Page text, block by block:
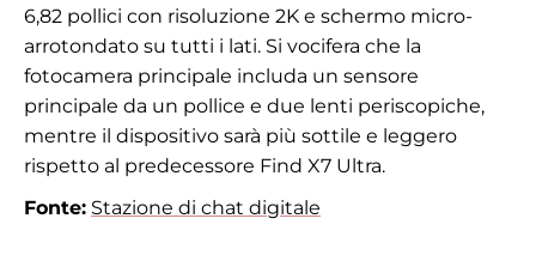
6,82 pollici con risoluzione 2K e schermo micro-
arrotondato su tutti i lati. Si vocifera che la
fotocamera principale includa un sensore
principale da un pollice e due lenti periscopiche,
mentre il dispositivo sarà più sottile e leggero
rispetto al predecessore Find X7 Ultra.
Fonte: Stazione di chat digitale